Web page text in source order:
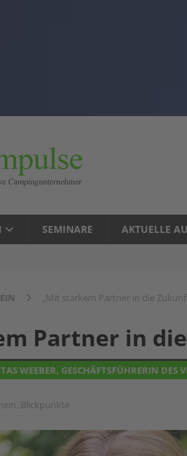
SEMINARE AKTUELLE
„Mit starkem Partner in die
Partner in
WEEBER, GESCHÄFTSFÜHRERIN DES
, Blickpunkte